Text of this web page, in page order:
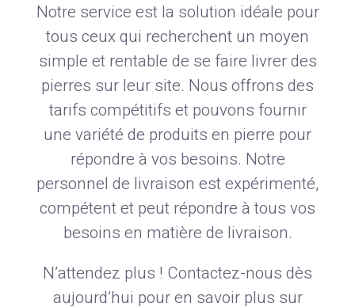
Notre service est la solution idéale pour
tous ceux qui recherchent un moyen
simple et rentable de se faire livrer des
pierres sur leur site. Nous offrons des
tarifs compétitifs et pouvons fournir
une variété de produits en pierre pour
répondre à vos besoins. Notre
personnel de livraison est expérimenté,
compétent et peut répondre à tous vos
besoins en matière de livraison.
N’attendez plus ! Contactez-nous dès
aujourd’hui pour en savoir plus sur